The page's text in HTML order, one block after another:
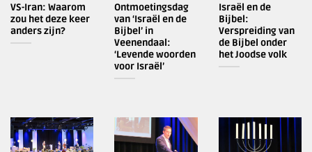
VS-Iran: Waarom
zou het deze keer
anders zijn?
Ontmoetingsdag
van ‘Israël en de
Bijbel’ in
Veenendaal:
‘Levende woorden
voor Israël’
Israël en de
Bijbel:
Verspreiding van
de Bijbel onder
het Joodse volk